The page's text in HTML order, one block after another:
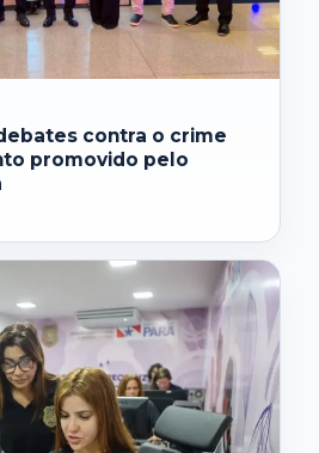
contra o crime
promovido pelo